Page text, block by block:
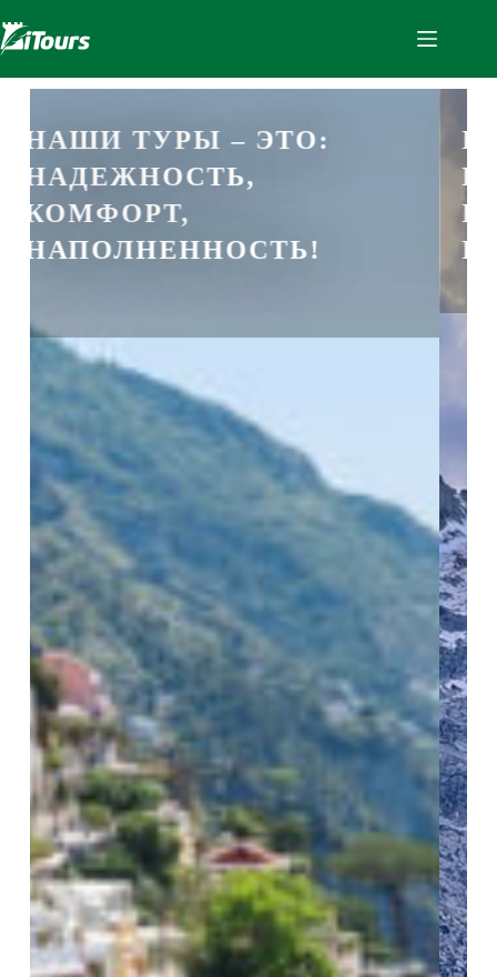
НАШИ ТУРЫ – ЭТО:
НАДЕЖНОСТЬ,
НАПОЛНЕННОСТЬ!